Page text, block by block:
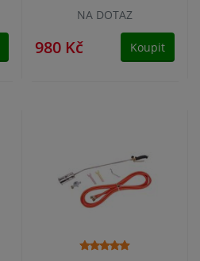
NA DOTAZ
980 Kč Koupit